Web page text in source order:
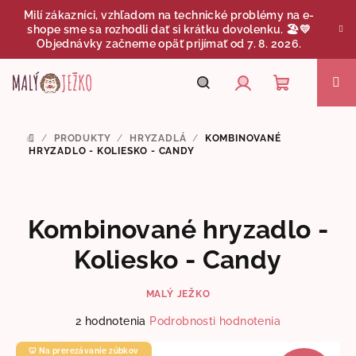
Milí zákazníci, vzhľadom na technické problémy na e-
shope sme sa rozhodli dať si krátku dovolenku. 🏖️💛
Objednávky začneme opäť prijímať od 7. 8. 2026.
Nákupný
DOMOV
/ PRODUKTY / HRYZADLÁ /
KOMBINOVANÉ
HRYZADLO - KOLIESKO - CANDY
Kombinované hryzadlo -
Koliesko - Candy
MALÝ JEŽKO
Priemerné
produktu
2 hodnotenia Podrobnosti hodnotenia
🦷 Na prerezávanie zúbkov